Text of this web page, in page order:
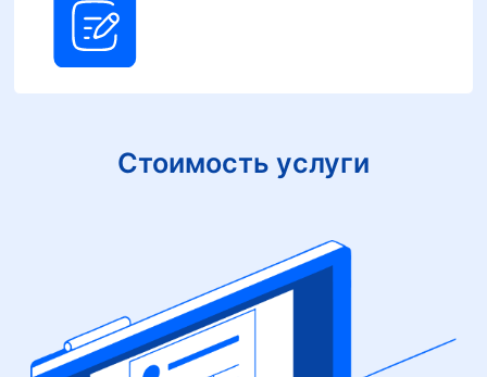
Стоимость услуги